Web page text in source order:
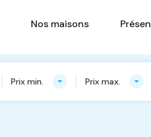
Nos terrains Nos
Nos maisons
Prix min. Prix max.